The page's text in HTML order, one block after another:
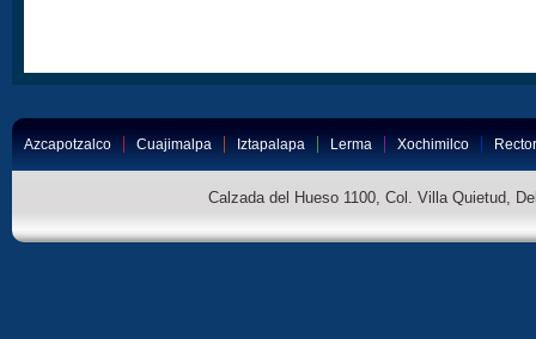
Azcapotzalco Cuajimalpa Iztapalapa Lerma Xochimilco
Calzada del Hueso 1100, Col. Villa Quietud,